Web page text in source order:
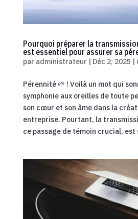
Pourquoi préparer la
est essentiel pour assurer sa
par administrateur | Déc 2, 2025 |
Pérennité 🌱 ! Voilà un mot qui
symphonie aux oreilles de toute
son cœur et son âme dans la
entreprise. Pourtant, la
ce passage de témoin crucial,